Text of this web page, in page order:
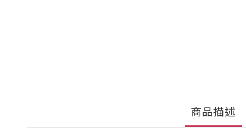
商品描述